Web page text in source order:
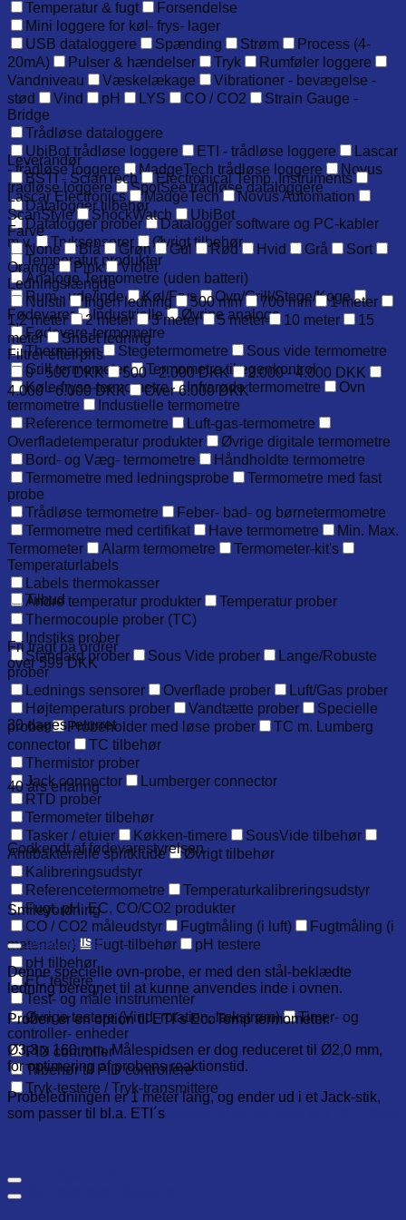
Temperatur & fugt
Forsendelse
Mini loggere for køl- frys- lager
USB dataloggere
Spænding Strøm
Process (4-
20mA)
Pulser & hændelser Tryk
Rumføler loggere
Vandniveau
Væskelækage
Vibrationer - bevægelse -
stød
Vind pH LYS CO / CO2
Strain Gauge -
Bridge
Trådløse dataloggere
UbiBot trådløse loggere
ETI - trådløse loggere
Lascar
- trådløse loggere
MadgeTech trådløse loggere
Novus
trådløse loggere
SpotSee trådløse dataloggere
Datalogger tilbehør
Datalogger prober
Datalogger software og PC-kabler
m.v.
Tryksensorer
Øvrigt tilbehør
Temperatur produkter
Analoge Termometre (uden batteri)
Rum - ude/inde
Køl/Frys
Ovn/Grill/Stege/Koge
Fødevarer
Industrielle
Øvrige analoge
Fødevare-termometre
Thermapen
Stegetermometre
Sous vide termometre
Grill termometer
Termometre til egenkontrol
Køle-fryse-termometre
Infrarøde termometre
Ovn
termometre
Industielle termometre
Reference termometre
Luft-gas-termometre
Overfladetemperatur produkter
Øvrige digitale termometre
Bord- og Væg- termometre
Håndholdte termometre
Termometre med ledningsprobe
Termometre med fast
probe
Trådløse termometre
Feber- bad- og børnetermometre
Termometre med certifikat
Have termometre
Min. Max.
Termometer
Alarm termometre
Termometer-kit's
Temperaturlabels
Labels thermokasser
Andre temperatur produkter
Temperatur prober
Thermocouple prober (TC)
Indstiks prober
Standard prober
Sous Vide prober
Lange/Robuste
prober
Lednings sensorer
Overflade prober
Luft/Gas prober
Højtemperaturs prober
Vandtætte prober
Specielle
prober
Probeholder med løse prober
TC m. Lumberg
connector
TC tilbehør
Thermistor prober
Jack connector
Lumberger connector
RTD prober
Termometer tilbehør
Tasker / etuier
Køkken-timere
SousVide tilbehør
Antibakterielle spritklude
Øvrigt tilbehør
Kalibreringsudstyr
Referencetermometre
Temperaturkalibreringsudstyr
Fugt, pH, EC, CO/CO2 produkter
CO / CO2 måleudstyr
Fugtmåling (i luft)
Fugtmåling (i
materialer)
Fugt-tilbehør
pH testere
pH tilbehør
EC testere
Test- og måle instrumenter
Øvrige testere (Vind, rotation, lækstrøm)
Timer- og
controller- enheder
PID controller
Tilbehør til PID controllere
Tryk-testere / Tryk-transmittere
Leverandør
BSTI - ScianTech
Electronical Temp. Instruments
Lascar Electronics
MadgeTech
Novus Automation
ScanStyle
ShockWatch
UbiBot
Farve
None
Blå Grøn Gul Rød Hvid Grå
Sort
Orange
Pink
Violet
Ledningslængde
Nulstil
Ingen ledning 500 mm 700 mm
1 meter
1,2 meter
2 meter 3 meter 5 meter 10 meter
15
meter
Snoet ledning
Filtrer efter pris
0 - 500 DKK
500 - 2.000 DKK
2.000 - 4.000 DKK
4.000 - 6.000 DKK
Over 6.000 DKK
Tilbud
Fri fragt på ordrer
over 599 DKK
30 dages returret
40 års erfaring
Godkendt af fødevarestyrelsen
Smileyordning
Beskrivelse
Denne specielle ovn-probe, er med den stål-beklædte
ledning beregnet til at kunne anvendes inde i ovnen.
Proben er en option til ETI´s EcoTemp termometer.
Ø3,3 x 160 mm. Målespidsen er dog reduceret til Ø2,0 mm,
for optimering af probens reaktionstid.
Probeledningen er 1 meter lang, og ender ud i et Jack-stik,
som passer til bl.a. ETI´s